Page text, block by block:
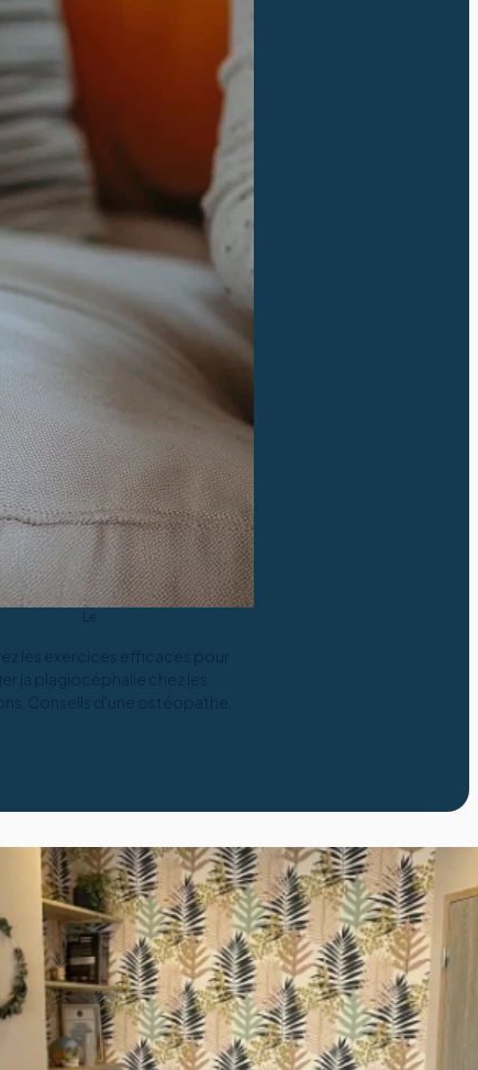
Le
mars
2025
les exercices efficaces pour
la plagiocéphalie chez les
Conseils d'une ostéopathe